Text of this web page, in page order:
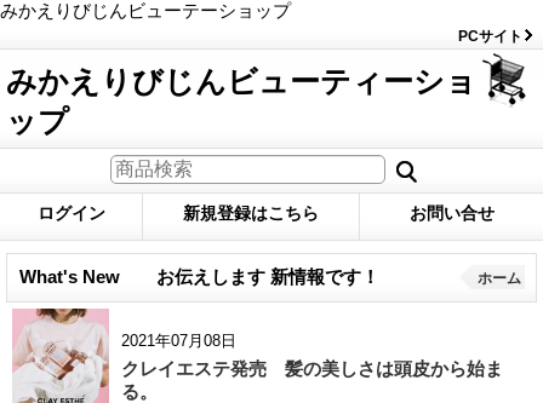
みかえりびじんビューテーショップ
PCサイト
みかえりびじんビューティーショ
ップ
ログイン 新規登録はこちら お問い合せ
What's New お伝えします 新情報です！ ホーム
2021年07月08日
クレイエステ発売 髪の美しさは頭皮から始ま
る。